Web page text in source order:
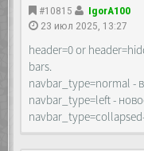
#10815
IgorA100
23 июл 2025, 13:27
header=0 or
bars.
navbar_type=normal -
navbar_type=left -